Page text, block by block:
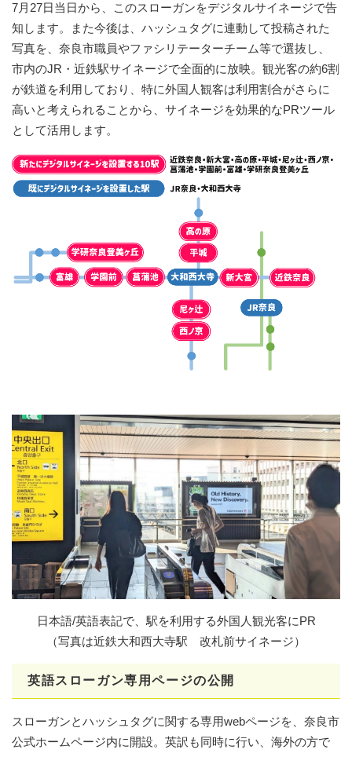
7月27日当日から、このスローガンをデジタルサイネージで告
知します。また今後は、ハッシュタグに連動して投稿された
写真を、奈良市職員やファシリテーターチーム等で選抜し、
市内のJR・近鉄駅サイネージで全面的に放映。観光客の約6割
が鉄道を利用しており、特に外国人観客は利用割合がさらに
高いと考えられることから、サイネージを効果的なPRツール
として活用します。​
日本語/英語表記で、駅を利用する外国人観光客にPR
（写真は近鉄大和西大寺駅 改札前サイネージ）
英語スローガン専用ページの公開
スローガンとハッシュタグに関する専用webページを、奈良市
公式ホームページ内に開設。英訳も同時に行い、海外の方で